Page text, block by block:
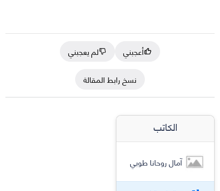
أعجبني
لم يعجبني
نسخ رابط المقالة
الكاتب
آمال روحانا طوبي